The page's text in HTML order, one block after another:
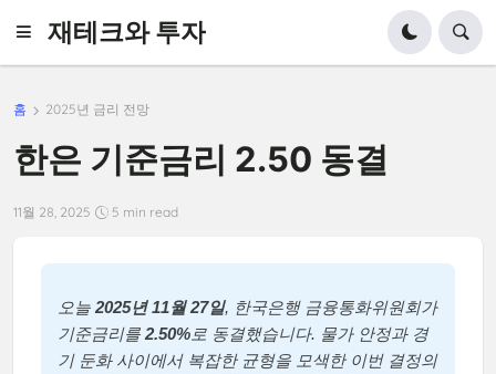
재테크와 투자
홈 2025년 금리 전망
한은 기준금리 2.50 동결
11월 28, 2025 5 min read
오늘 2025년 11월 27일, 한국은행 금융통화위원회가
기준금리를 2.50%로 동결했습니다. 물가 안정과 경
기 둔화 사이에서 복잡한 균형을 모색한 이번 결정의